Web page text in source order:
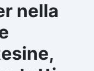
nella